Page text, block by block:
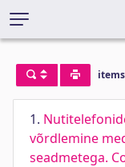
1.
võrdlemine
seadmetega.